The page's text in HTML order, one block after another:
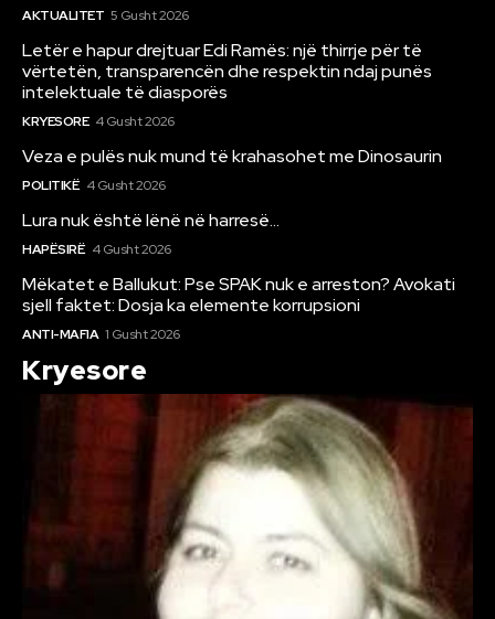
AKTUALITET 5 Gusht 2026
Letër e hapur drejtuar Edi Ramës: një thirrje për të
vërtetën, transparencën dhe respektin ndaj punës
intelektuale të diasporës
KRYESORE 4 Gusht 2026
Veza e pulës nuk mund të krahasohet me Dinosaurin
POLITIKË 4 Gusht 2026
Lura nuk është lënë në harresë…
HAPËSIRË 4 Gusht 2026
Mëkatet e Ballukut: Pse SPAK nuk e arreston? Avokati
sjell faktet: Dosja ka elemente korrupsioni
ANTI-MAFIA 1 Gusht 2026
Kryesore